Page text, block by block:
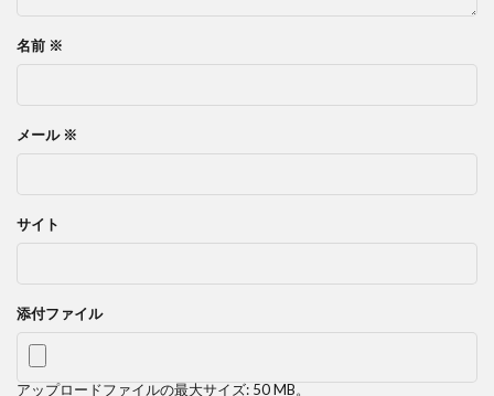
名前 ※
メール ※
サイト
添付ファイル
アップロードファイルの最大サイズ: 50 MB。